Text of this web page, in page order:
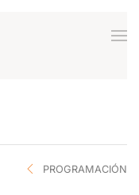
PROGRAMACIÓN